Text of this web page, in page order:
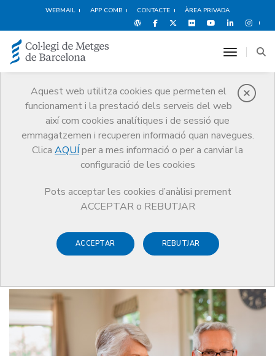
WEBMAIL APP COMB CONTACTE ÀREA PRIVADA
Aquest web utilitza cookies que permeten el
funcionament i la prestació dels serveis del web
així com cookies analítiques i de sessió que
emmagatzemen i recuperen informació quan navegues.
Clica AQUÍ per a mes informació o per a canviar la
configuració de les cookies
Pots acceptar les cookies d’anàlisi prement
ACCEPTAR o REBUTJAR
ACCEPTAR REBUTJAR
toggle
Metges
Metges Metge honorífic
Metge honorífic
Els metges que han complert l’edat de70 anys
passen
automàticament a la condició de Metge Honorífic, quedant